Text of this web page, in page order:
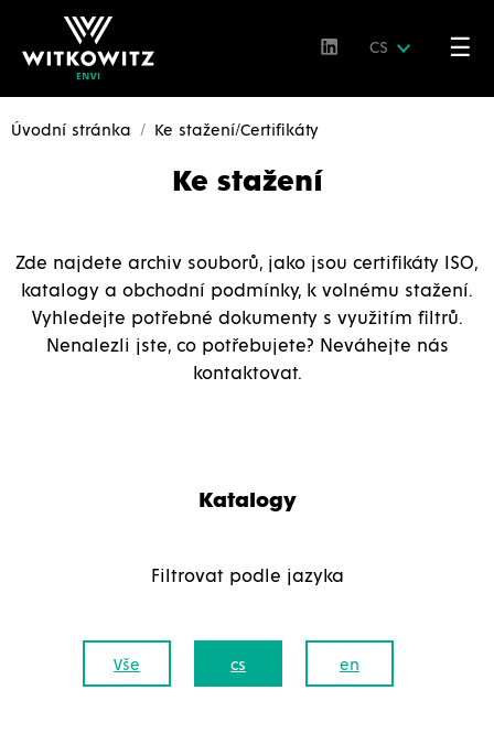
CS ☰
Úvodní stránka Ke stažení/Certifikáty
Ke stažení
Zde najdete archiv souborů, jako jsou certifikáty ISO,
katalogy a obchodní podmínky, k volnému stažení.
Vyhledejte potřebné dokumenty s využitím filtrů.
Nenalezli jste, co potřebujete? Neváhejte nás
kontaktovat.
Katalogy
Filtrovat podle jazyka
Vše cs en